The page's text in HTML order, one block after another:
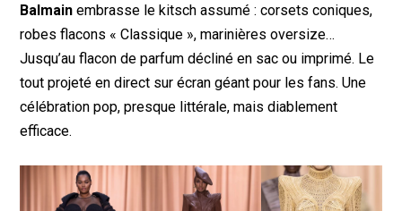
Balmain embrasse le kitsch assumé : corsets coniques,
robes flacons « Classique », marinières oversize…
Jusqu’au flacon de parfum décliné en sac ou imprimé. Le
tout projeté en direct sur écran géant pour les fans. Une
célébration pop, presque littérale, mais diablement
efficace.